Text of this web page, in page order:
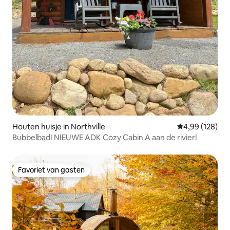
Houten huisje in Northville Gemiddelde
4,99 (128)
Bubbelbad! NIEUWE ADK Cozy Cabin A aan de rivier!
Favoriet van gasten
Favoriet van gasten